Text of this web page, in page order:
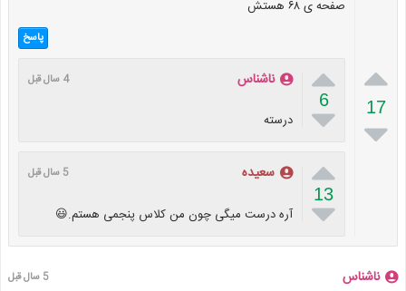

17

صفحه ی ۶۸ هستش
پاسخ

6

ناشناس 4 سال قبل
درسته

13

سعیده 5 سال قبل
آره درست میگی چون من کلاس پنجمی هستم.😃
ناشناس 5 سال قبل